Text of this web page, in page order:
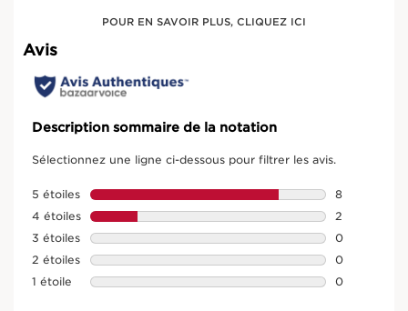
POUR EN SAVOIR PLUS, CLIQUEZ ICI